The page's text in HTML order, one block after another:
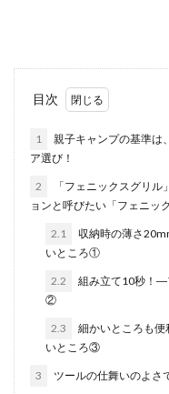
目次
1
親子キャンプの基準は
ア選び！
2
「フェニックスグリ
ョンと呼びたい「フェニッ
2.1
収納時の薄さ
いところ①
2.2
組み立て10秒！―
②
2.3
細かいところも
いところ③
3 ツールの仕舞いのよさ